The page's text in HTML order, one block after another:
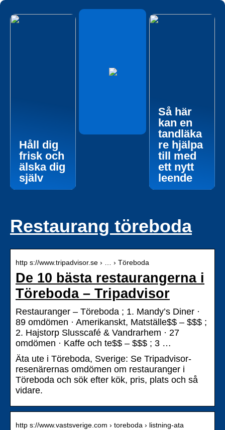
Håll dig
frisk och
älska dig
själv
Så här
kan en
tandläka
re hjälpa
till med
ett nytt
leende
Restaurang töreboda
http s://www.tripadvisor.se › … › Töreboda
De 10 bästa restaurangerna i
Töreboda – Tripadvisor
Restauranger – Töreboda ; 1. Mandy’s Diner ·
89 omdömen · Amerikanskt, Matställe$$ – $$$ ;
2. Hajstorp Slusscafé & Vandrarhem · 27
omdömen · Kaffe och te$$ – $$$ ; 3 …
Äta ute i Töreboda, Sverige: Se Tripadvisor-
resenärernas omdömen om restauranger i
Töreboda och sök efter kök, pris, plats och så
vidare.
http s://www.vastsverige.com › toreboda › listning-ata